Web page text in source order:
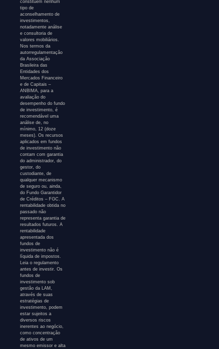
constituem nenhum
tipo de
aconselhamento de
investimentos,
notadamente análise
e consultoria de
valores mobiliários.
Nos termos da
autorregulamentação
da Associação
Brasileira das
Entidades dos
Mercados Financeiro
e de Capitais –
ANBIMA, para a
avaliação do
desempenho do fundo
de investimento, é
recomendável uma
análise de, no
mínimo, 12 (doze
meses). Os recursos
aplicados em fundos
de investimento não
contam com garantia
do administrador, do
gestor, do
custodiante, de
qualquer mecanismo
de seguro ou, ainda,
do Fundo Garantidor
de Créditos – FGC. A
rentabilidade obtida no
passado não
representa garantia de
resultados futuros. A
rentabilidade
apresentada dos
fundos de
investimento não é
líquida de impostos.
Leia o regulamento
antes de investir. Os
fundos de
investimento sob
gestão da LAM,
através de suas
estratégias de
investimento, podem
estar sujeitos a
diversos riscos
inerentes ao negócio,
como concentração
de ativos de um
mesmo emissor e alta